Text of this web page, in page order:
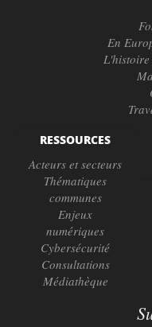
En
RESSOURCES
Acteurs et secteurs
Thématiques
communes
Enjeux
numériques
Cybersécurité
Consultations
Médiathèque